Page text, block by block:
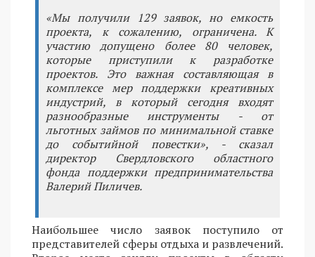
«Мы получили 129 заявок, но емкость
проекта, к сожалению, ограничена. К
участию допущено более 80 человек,
которые приступили к разработке
проектов. Это важная составляющая в
комплексе мер поддержки креативных
индустрий, в который сегодня входят
разнообразные инструменты - от
льготных займов по минимальной ставке
до событийной повестки», - сказал
директор Свердловского областного
фонда поддержки предпринимательства
Валерий Пиличев.
Наибольшее число заявок поступило от
представителей сферы отдыха и развлечений.